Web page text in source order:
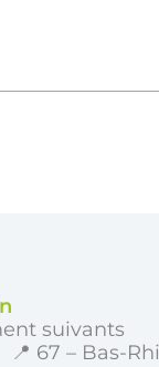
suivants
📍 67 – Bas-